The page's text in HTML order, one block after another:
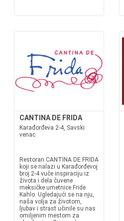
CANTINA DE FRIDA
Karađorđeva 2-4, Savski
venac
Restoran CANTINA DE FRIDA
koji se nalazi u Karađorđevoj
broj 2-4 vuče inspiraciju iz
života i dela čuvene
meksičke umetnice Fride
Kahlo. Ugledajući se na nju,
naša volja za životom,
ljubav i strast učinile su nas
omiljenim mestom za